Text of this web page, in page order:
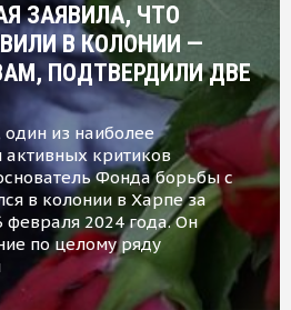
ЗАЯВИЛА, ЧТО
В КОЛОНИИ —
ПОДТВЕРДИЛИ ДВЕ
из наиболее
критиков
Фонда борьбы с
в колонии в Харпе за
2024 года. Он
по целому ряду